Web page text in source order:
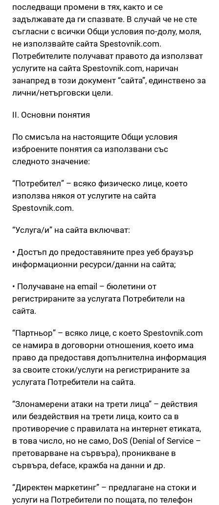
последващи промени в тях, както и се
задължавате да ги спазвате. В случай че не сте
съгласни с всички Общи условия по-долу, моля,
не използвайте сайта Spestovnik.com.
Потребителите получават правото да използват
услугите на сайта Spestovnik.com, наричан
занапред в този документ “сайта”, единствено за
лични/нетърговски цели.
II. Основни понятия
По смисъла на настоящите Общи условия
изброените понятия са използвани със
следното значение:
“Потребител” – всяко физическо лице, което
използва някоя от услугите на сайта
Spestovnik.com.
“Услуга/и” на сайта включват:
• Достъп до предоставяните през уеб браузър
информационни ресурси/данни на сайта;
• Получаване на email – бюлетини от
регистрираните за услугата Потребители на
сайта.
“Партньор” – всяко лице, с което Spestovnik.com
се намира в договорни отношения, което има
право да предоставя допълнителна информация
за своите стоки/услуги на регистрираните за
услугата Потребители на сайта.
“Злонамерени атаки на трети лица” – действия
или бездействия на трети лица, които са в
противоречие с правилата на интернет етиката,
в това число, но не само, DoS (Denial of Service –
претоварване на сървъра), проникване в
сървъра, deface, кражба на данни и др.
“Директен маркетинг” – предлагане на стоки и
услуги на Потребители по пощата, по телефон